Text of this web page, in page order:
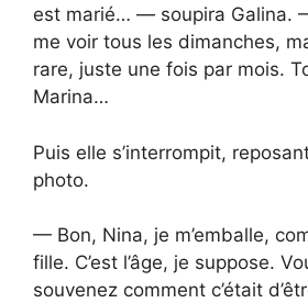
est marié… — soupira Galina.
me voir tous les dimanches,
rare, juste une fois par mois.
Marina…
Puis elle s’interrompit,
photo.
— Bon, Nina, je m’emballe,
fille. C’est l’âge, je suppose.
souvenez comment c’était